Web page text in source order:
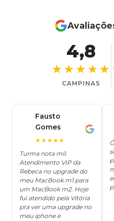
4,8
★★★★★
CAMPINAS
Fausto
Gomes
★★★★★
Turma nota mil.
Atendimento VIP da
Rebeca no upgrade do
meu MacBook m1 para
um MacBook m2. Hoje
fui atendido pela Vitória
pra ver uma upgrade no
meu iphone e